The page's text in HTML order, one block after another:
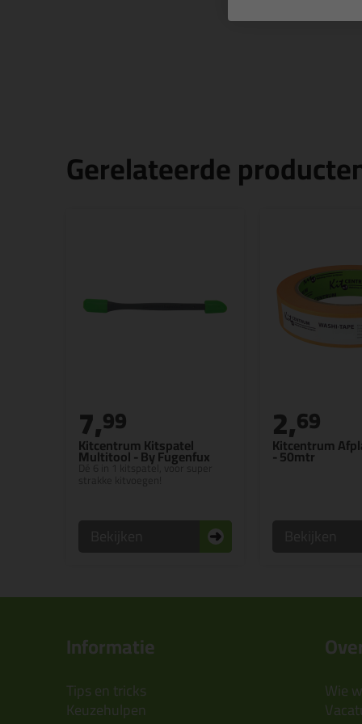
Gerelateerde
Kitcentrum Kitspatel
Multitool - By Fugenfux
Dé 6 in 1 kitspatel, voor super
7,99
Kitcentrum
- 50mtr
2,69
Informatie
Tips en tricks
Keuzehulpen
Wie